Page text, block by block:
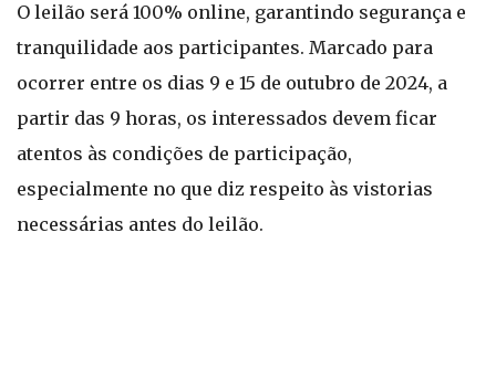
O leilão será 100% online, garantindo segurança e
tranquilidade aos participantes. Marcado para
ocorrer entre os dias 9 e 15 de outubro de 2024, a
partir das 9 horas, os interessados devem ficar
atentos às condições de participação,
especialmente no que diz respeito às vistorias
necessárias antes do leilão.